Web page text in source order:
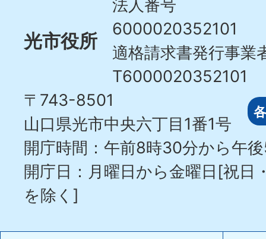
光市役所
法人番号
6000020352101
適格請求書発行事業
T6000020352101
〒743-8501
山口県光市中央六丁目1番1号
開庁時間：午前8時30分から午
開庁日：月曜日から金曜日[祝日
を除く]